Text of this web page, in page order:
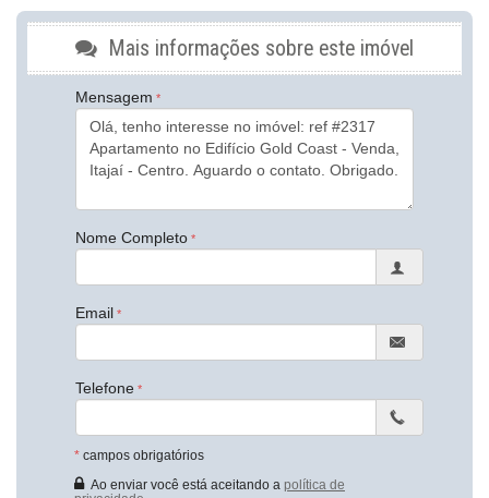
Sala de Jantar
Cozinha Americana
Características do Empreendimento
Salão de Festas
Espaço Fitness
Playground
Piscina Infantil
Endereço:
Centro
Itajaí /SC
ver mapa abaixo
Mais informações sobre este imóvel
Mensagem
Nome Completo
Email
Telefone
* campos obrigatórios
Ao enviar você está aceitando a política de